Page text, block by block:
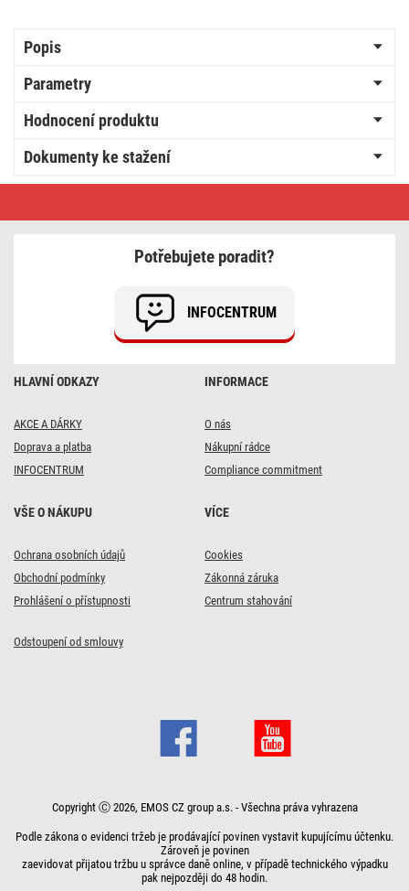
Popis
Parametry
Hodnocení produktu
Dokumenty ke stažení
Filament
bílá
HLAVNÍ ODKAZY
AKCE A DÁRKY
Doprava a platba
INFOCENTRUM
INFORMACE
O nás
Nákupní rádce
Compliance commitment
VŠE O NÁKUPU
Ochrana osobních údajů
Obchodní podmínky
Prohlášení o přístupnosti
VÍCE
Cookies
Zákonná záruka
Centrum stahování
Odstoupení od smlouvy
Potřebujete poradit?
INFOCENTRUM
Copyright Ⓒ 2026, EMOS CZ group a.s. - Všechna práva vyhrazena
Podle zákona o evidenci tržeb je prodávající povinen vystavit kupujícímu účtenku.
Zároveň je povinen
zaevidovat přijatou tržbu u správce daně online, v případě technického výpadku
pak nejpozději do 48 hodin.